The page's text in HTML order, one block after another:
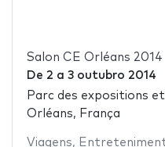
Salon CE Orléans 2014
De 2 a 3 outubro 2014
Parc des expositions
Orléans, França
Viagens,